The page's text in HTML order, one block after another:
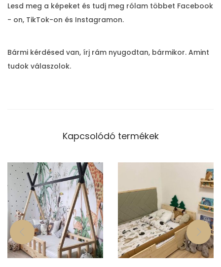
Lesd meg a képeket és tudj meg rólam többet Facebook
- on, TikTok-on és Instagramon.
Bármi kérdésed van, írj rám nyugodtan, bármikor. Amint
tudok válaszolok.
Kapcsolódó termékek